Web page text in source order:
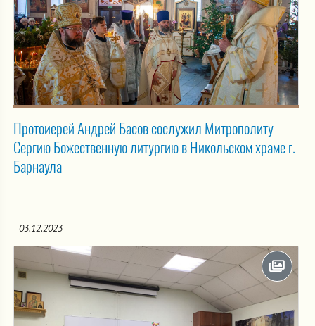
Протоиерей Андрей Басов сослужил Митрополиту
Сергию Божественную литургию в Никольском храме г.
Барнаула
03.12.2023